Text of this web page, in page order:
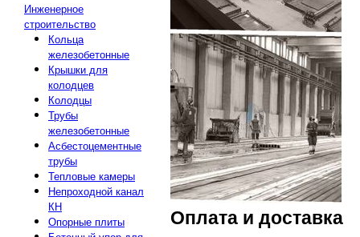
Инженерное
строительство
Кольца
железобетонные
Крышки для
колодцев
Колодцы
Трубы
железобетонные
Асбестоцементные
трубы
Тепловые камеры
Непроходной канал
КН
Опорные плиты
Оплата и доставка